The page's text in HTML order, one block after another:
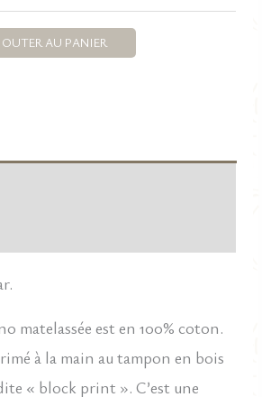
: est :
AU PANIER
matelassée est en 100% coton.
à la main au tampon en bois
« block print ». C’est une